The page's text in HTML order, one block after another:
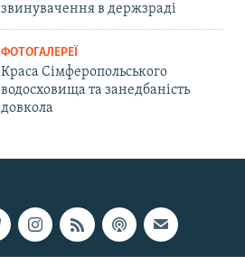
звинувачення в держзраді
ФОТОГАЛЕРЕЇ
Краса Сімферопольського
водосховища та занедбаність
довкола